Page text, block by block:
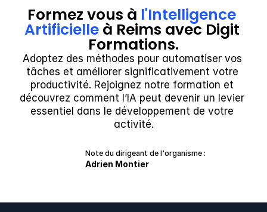
Formez vous à l'Intelligence
Artificielle à Reims avec Digit
Formations.
Adoptez des méthodes pour automatiser vos
tâches et améliorer significativement votre
productivité. Rejoignez notre formation et
découvrez comment l’IA peut devenir un levier
essentiel dans le développement de votre
activité.
Note du dirigeant de l'organisme :
Adrien Montier